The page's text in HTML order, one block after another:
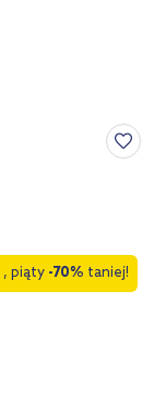
, piąty -70% taniej!